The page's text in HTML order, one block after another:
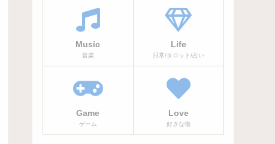
Music
音楽
Life
日常/タロット/占い
Game
ゲーム
Love
好きな物